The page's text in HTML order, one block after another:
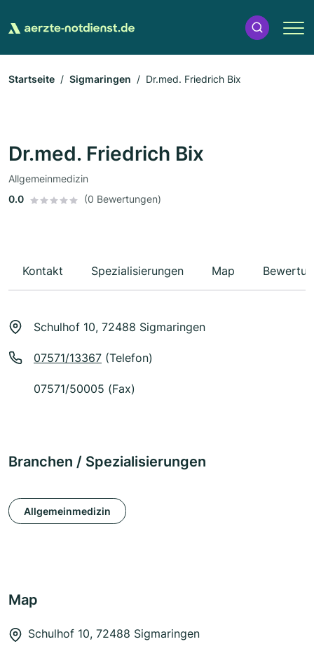
Startseite Sigmaringen Dr.med. Friedrich Bix
Dr.med. Friedrich Bix
Allgemeinmedizin
0.0
(0 Bewertungen)
Kontakt Spezialisierungen Map
Schulhof 10, 72488 Sigmaringen
07571/13367 (Telefon)
07571/50005 (Fax)
Branchen / Spezialisierungen
Allgemeinmedizin
Map
Schulhof 10, 72488 Sigmaringen